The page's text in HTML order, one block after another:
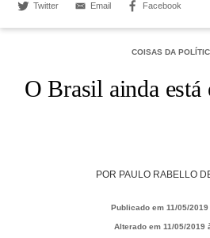
Twitter Email Facebook
COISAS DA
O Brasil ainda está
POR PAULO RABELLO
Publicado em 11/05/2019
Alterado em 11/05/2019